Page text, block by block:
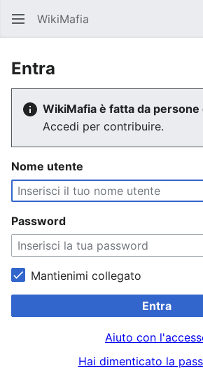
WikiMafia
Entra
WikiMafia è fatta da persone
Accedi per contribuire.
Nome utente
Password
Mantienimi collegato
Entra
Aiuto con
Hai dimenticato la